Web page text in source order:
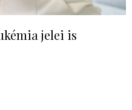
jelei is